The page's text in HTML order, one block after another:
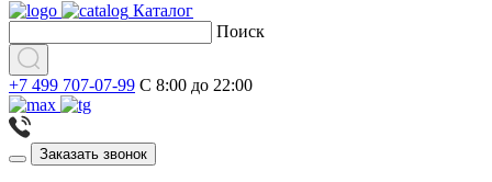
Каталог
Поиск
+7 499 707-07-99 C 8:00 до 22:00
Заказать звонок